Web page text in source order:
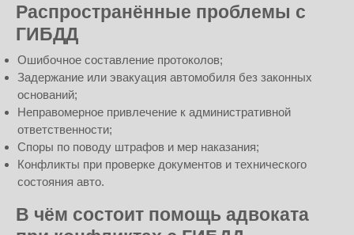
Распространённые проблемы с
ГИБДД
Ошибочное составление протоколов;
Задержание или эвакуация автомобиля без законных
оснований;
Неправомерное привлечение к административной
ответственности;
Споры по поводу штрафов и мер наказания;
Конфликты при проверке документов и технического
состояния авто.
В чём состоит помощь адвоката